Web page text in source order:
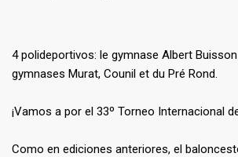
4 polideportivos: le gymnase Albert
gymnases Murat, Counil et du Pré Rond.
¡Vamos a por el 33º Torneo Internacional
Como en ediciones anteriores, el